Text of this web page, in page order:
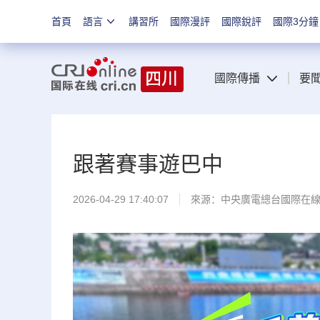
首頁 語言 講習所 國際漫評 國際銳評 國際3分鐘
國際傳播 要
跟著賽事遊巴中
2026-04-29 17:40:07 來源：中央廣電總台國際在線